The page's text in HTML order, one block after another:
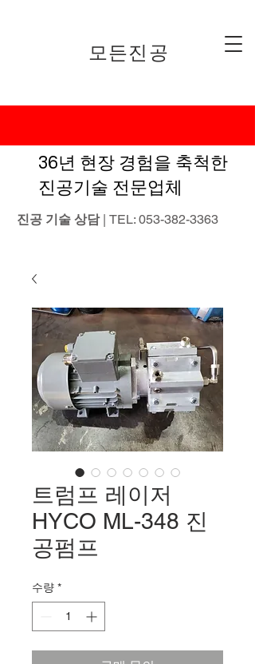
​모든진공
36년 현장 경험을 축척한
진공기술 전문업체
진공 기술 상담| TEL: 053-382-3363
트럼프 레이저
HYCO ML-348 진
공펌프
수량 *